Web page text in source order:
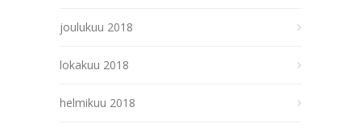
joulukuu 2018
lokakuu 2018
helmikuu 2018